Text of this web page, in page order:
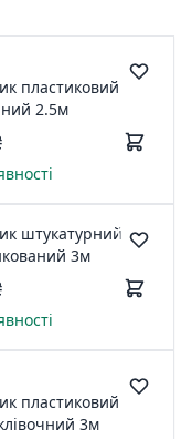
пластиковий
2.5м
штукатурний
3м
пластиковий
3м